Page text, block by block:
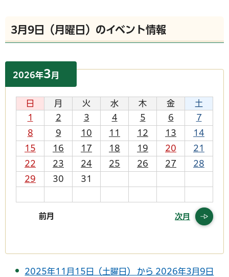
3月9日（月曜日）のイベント情報
2026年3月
日 月 火 水 木 金
土
1
2 3 4 5 6
7
8
9 10 11 12 13
14
15
16 17 18 19 20
21
22
23 24 25 26 27
28
29
30 31
前月 次月
2025年11月15日（土曜日） から 2026年3月9日